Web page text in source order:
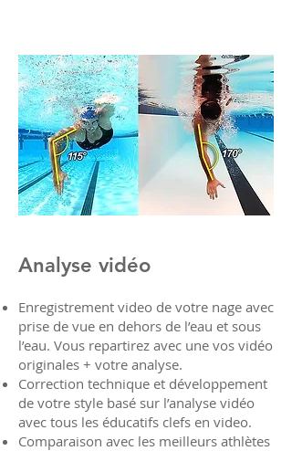
Analyse vidéo
Enregistrement video de votre nage avec
prise de vue en dehors de l’eau et sous
l’eau. Vous repartirez avec une vos vidéo
originales + votre analyse.
Correction technique et développement
de votre style basé sur l’analyse vidéo
avec tous les éducatifs clefs en video.
Comparaison avec les meilleurs athlètes